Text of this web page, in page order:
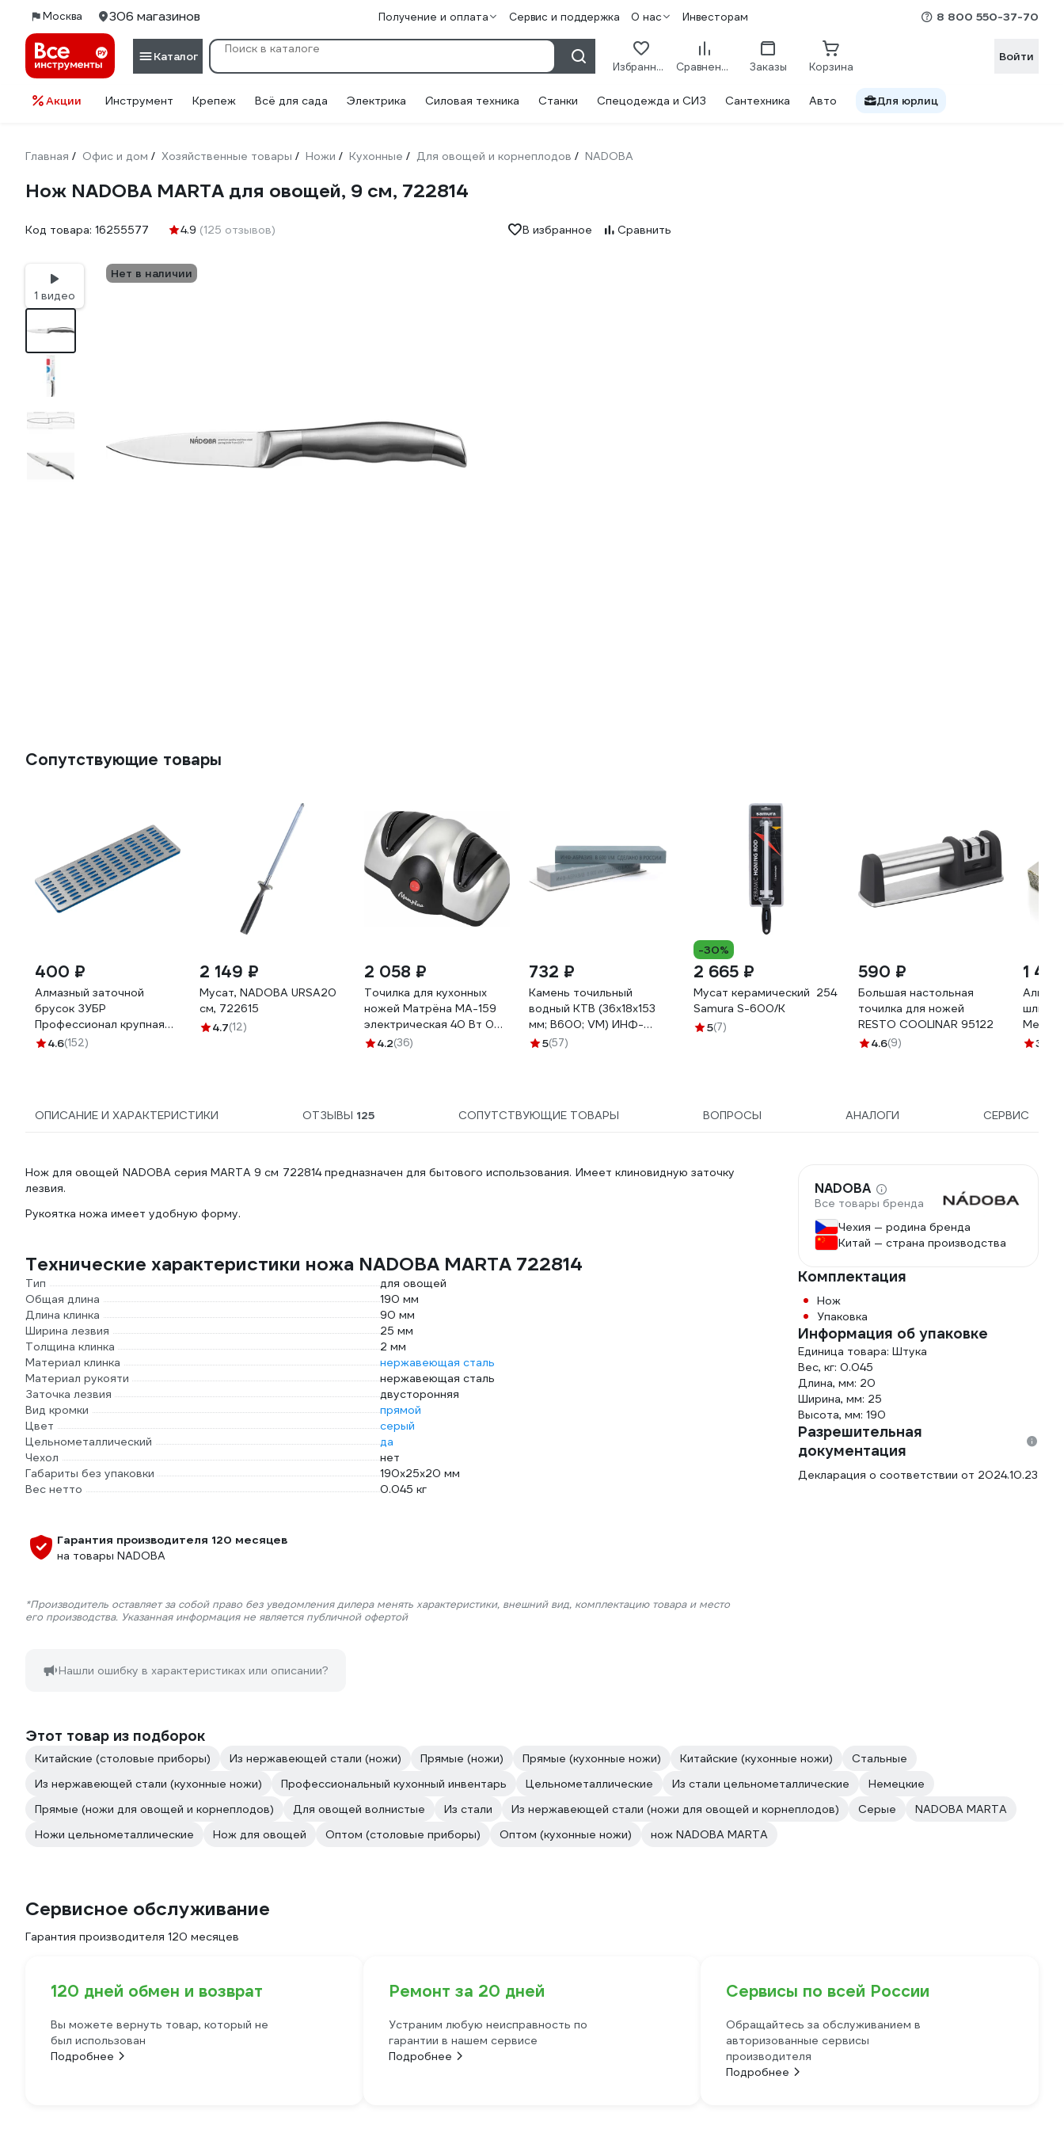
Москва 306 магазинов Получение и оплата Сервис и поддержка О нас Инвесторам 8 800 550-37-70
Каталог
Избранное Сравнение Заказы Корзина
Войти
Акции Инструмент Крепеж Всё для сада Электрика Силовая техника Станки Спецодежда и СИЗ Сантехника Авто Для юрлиц
Главная / Офис и дом / Хозяйственные товары / Ножи / Кухонные / Для овощей и корнеплодов / NADOBA
Нож NADOBA MARTA для овощей, 9 см, 722814
Код товара: 16255577 4.9 (125 отзывов) В избранное Сравнить
1 видео
Нет в наличии
Сопутствующие товары
400 ₽
Алмазный заточной
брусок ЗУБР
Профессионал крупная
зернистость, Р200,
4.6(152)
2 149 ₽
Мусат, NADOBA URSA20
см, 722615
4.7(12)
2 058 ₽
Точилка для кухонных
ножей Матрёна MA-159
электрическая 40 Вт 00
8063 008063
4.2(36)
732 ₽
Камень точильный
водный КТВ (36х18х153
мм; B600; VM) ИНФ-
АБРАЗИВ Б-4922
5(57)
-30%
2 665 ₽
Мусат керамический 254 мм, белый
Samura S-600/K
5(7)
590 ₽
Большая настольная
точилка для ножей
RESTO COOLINAR 95122
4.6(9)
1
Men at
v6230
3.5
ОПИСАНИЕ И ХАРАКТЕРИСТИКИ ОТЗЫВЫ 125 СОПУТСТВУЮЩИЕ ТОВАРЫ ВОПРОСЫ АНАЛОГИ СЕРВИС
Нож для овощей NADOBA серия MARTA 9 см 722814 предназначен для бытового использования. Имеет клиновидную заточку
лезвия.
Рукоятка ножа имеет удобную форму.
Технические характеристики ножа NADOBA MARTA 722814
Тип
для овощей
Общая длина
190 мм
Длина клинка
90 мм
Ширина лезвия
25 мм
Толщина клинка
2 мм
Материал клинка
нержавеющая сталь
Материал рукояти
нержавеющая сталь
Заточка лезвия
двусторонняя
Вид кромки
прямой
Цвет
серый
Цельнометаллический
да
Чехол
нет
Габариты без упаковки
190х25х20 мм
Вес нетто
0.045 кг
Гарантия производителя 120 месяцев
на товары NADOBA
*Производитель оставляет за собой право без уведомления дилера менять характеристики, внешний вид, комплектацию товара и место
его производства. Указанная информация не является публичной офертой
Нашли ошибку в характеристиках или описании?
NADOBA
Все товары бренда
Чехия — родина бренда
Китай — страна производства
Комплектация
Нож
Упаковка
Информация об упаковке
Единица товара: Штука
Вес, кг: 0.045
Длина, мм: 20
Ширина, мм: 25
Высота, мм: 190
Разрешительная
документация
Декларация о соответствии от 2024.10.23
Этот товар из подборок
Китайские (столовые приборы) Из нержавеющей стали (ножи) Прямые (ножи) Прямые (кухонные ножи) Китайские (кухонные ножи)
Стальные
Из нержавеющей стали (кухонные ножи)
Профессиональный кухонный инвентарь Цельнометаллические Из стали цельнометаллические
Немецкие
Прямые (ножи для овощей и корнеплодов)
Для овощей волнистые Из стали Из нержавеющей стали (ножи для овощей и корнеплодов) Серые
NADOBA MARTA
Ножи цельнометаллические
Нож для овощей Оптом (столовые приборы) Оптом (кухонные ножи) нож NADOBA MARTA
Сервисное обслуживание
Гарантия производителя 120 месяцев
120 дней обмен и возврат
Вы можете вернуть товар, который не
был использован
Подробнее
Ремонт за 20 дней
Устраним любую неисправность по
гарантии в нашем сервисе
Подробнее
Сервисы по всей России
Обращайтесь за обслуживанием в
авторизованные сервисы
производителя
Подробнее